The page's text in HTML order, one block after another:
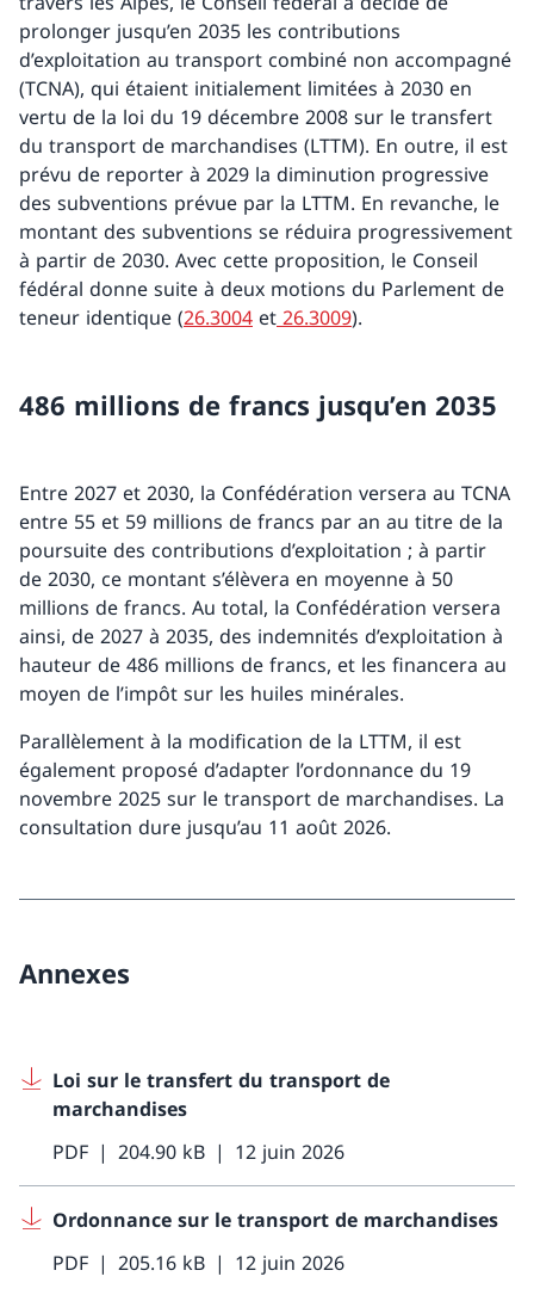
prolonger jusqu’en 2035 les contributions
d’exploitation au transport combiné non accompagné
(TCNA), qui étaient initialement limitées à 2030 en
vertu de la loi du 19 décembre 2008 sur le transfert
du transport de marchandises (LTTM). En outre, il est
prévu de reporter à 2029 la diminution progressive
des subventions prévue par la LTTM. En revanche, le
montant des subventions se réduira progressivement
à partir de 2030. Avec cette proposition, le Conseil
fédéral donne suite à deux motions du Parlement de
teneur identique (26.3004 et 26.3009).
486 millions de francs jusqu’en 2035
Entre 2027 et 2030, la Confédération versera au TCNA
entre 55 et 59 millions de francs par an au titre de la
poursuite des contributions d’exploitation ; à partir
de 2030, ce montant s’élèvera en moyenne à 50
millions de francs. Au total, la Confédération versera
ainsi, de 2027 à 2035, des indemnités d’exploitation à
hauteur de 486 millions de francs, et les financera au
moyen de l’impôt sur les huiles minérales.
Parallèlement à la modification de la LTTM, il est
également proposé d’adapter l’ordonnance du 19
novembre 2025 sur le transport de marchandises. La
consultation dure jusqu’au 11 août 2026.
Annexes
Loi sur le transfert du transport de
marchandises
PDF
204.90 kB 12 juin 2026
Ordonnance sur le transport de marchandises
PDF
205.16 kB 12 juin 2026